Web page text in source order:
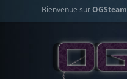
Bienvenue surOGSteam